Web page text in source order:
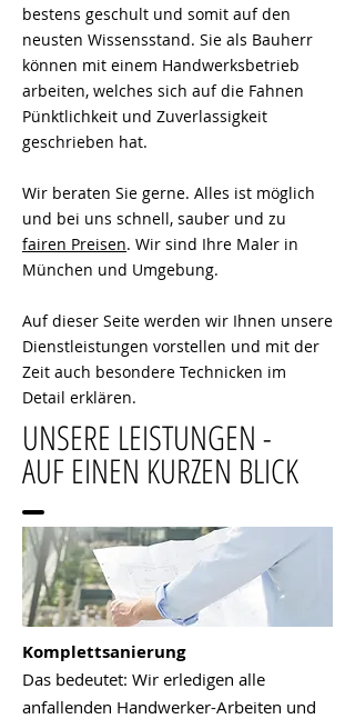
bestens geschult und somit auf den
neusten Wissensstand. Sie als Bauherr
können mit einem Handwerksbetrieb
arbeiten, welches sich auf die Fahnen
Pünktlichkeit und Zuverlassigkeit
geschrieben hat.
Wir beraten Sie gerne. Alles ist möglich
und bei uns schnell, sauber und zu
fairen Preisen. Wir sind Ihre Maler in
München und Umgebung.
Auf dieser Seite werden wir Ihnen unsere
Dienstleistungen vorstellen und mit der
Zeit auch besondere Technicken im
Detail erklären.
UNSERE LEISTUNGEN -
AUF EINEN KURZEN BLICK
Komplettsanierung
Das bedeutet: Wir erledigen alle
anfallenden Handwerker-Arbeiten und